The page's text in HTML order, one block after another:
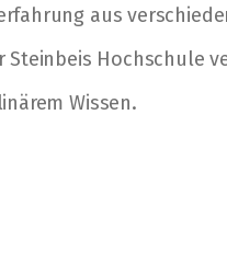
aus
Steinbeis Hochschule
Wissen.